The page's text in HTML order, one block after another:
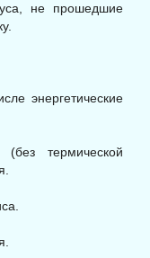
не прошедшие
энергетические
термической